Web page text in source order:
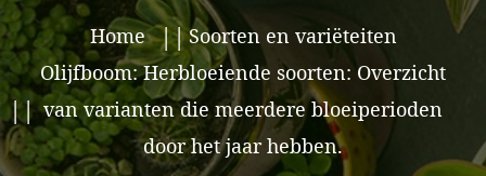
Home
Soorten en variëteiten
Olijfboom: Herbloeiende soorten: Overzicht
van varianten die meerdere bloeiperioden
door het jaar hebben.